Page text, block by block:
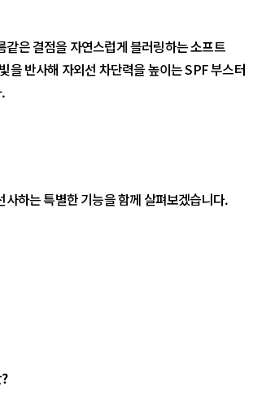
같은 결점을 자연스럽게 블러링하는 소프트
을 반사해 자외선 차단력을 높이는 SPF 부스터
사하는 특별한 기능을 함께 살펴보겠습니다.